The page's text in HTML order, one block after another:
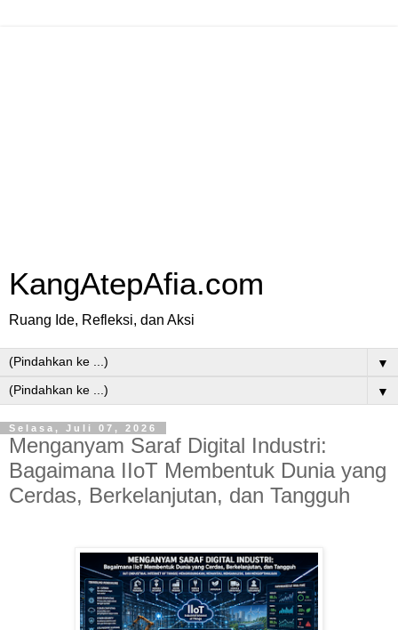
KangAtepAfia.com
Ruang Ide, Refleksi, dan Aksi
▼
▼
Selasa, Juli 07, 2026
Menganyam Saraf Digital Industri:
Bagaimana IIoT Membentuk Dunia yang
Cerdas, Berkelanjutan, dan Tangguh